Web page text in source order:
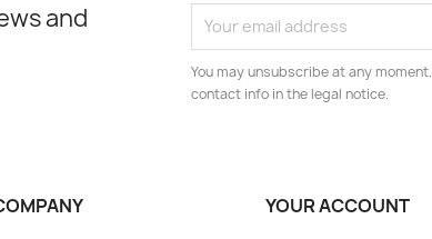
and
You may unsubscribe at any
contact info in the legal notice.
YOUR ACCOUNT